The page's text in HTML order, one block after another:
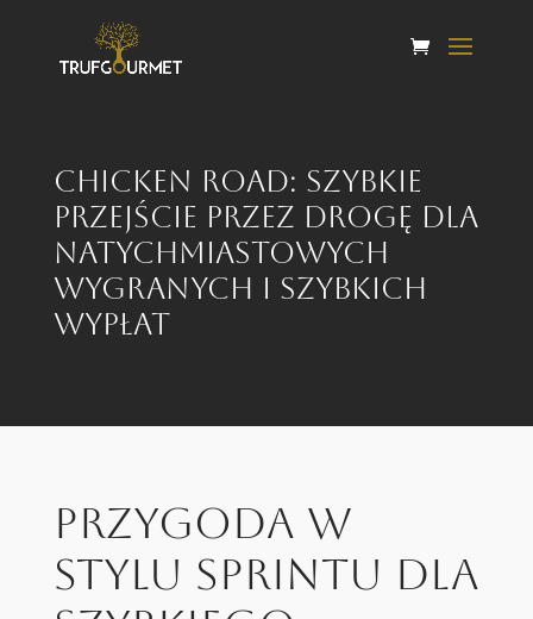
Chicken Road: Szybkie
Przejście przez Drogę dla
Natychmiastowych
Wygranych i Szybkich
Wypłat
Przygoda w
stylu sprintu dla